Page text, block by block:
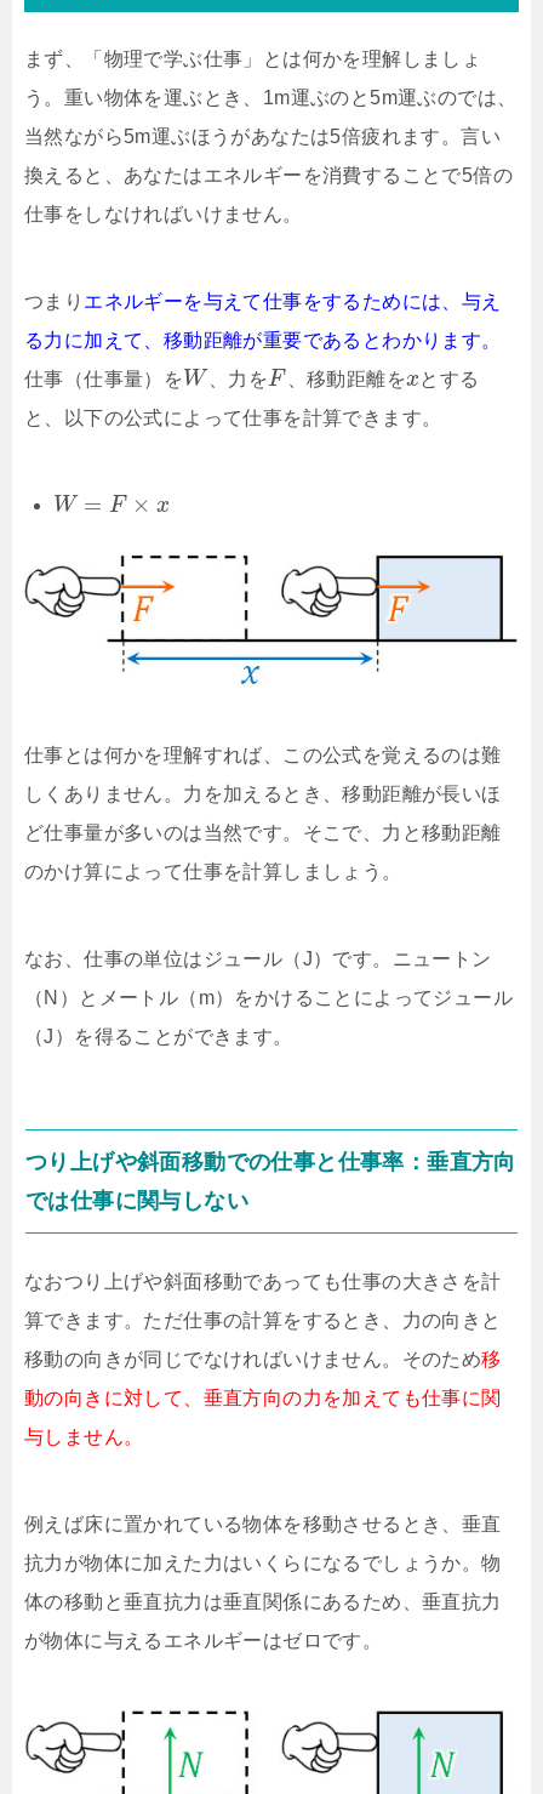
まず、「物理で学ぶ仕事」とは何かを理解しましょ
う。重い物体を運ぶとき、1m運ぶのと5m運ぶのでは、
当然ながら5m運ぶほうがあなたは5倍疲れます。言い
換えると、あなたはエネルギーを消費することで5倍の
仕事をしなければいけません。
つまり エネルギーを与えて仕事をするためには、与え
る力に加えて、移動距離が重要であるとわかります。
仕事（仕事量）をW 、力をF 、移動距離をxとする
と、以下の公式によって仕事を計算できます。
W = F × x
仕事とは何かを理解すれば、この公式を覚えるのは難
しくありません。力を加えるとき、移動距離が長いほ
ど仕事量が多いのは当然です。そこで、力と移動距離
のかけ算によって仕事を計算しましょう。
なお、仕事の単位はジュール（J）です。ニュートン
（N）とメートル（m）をかけることによってジュール
（J）を得ることができます。
つり上げや斜面移動での仕事と仕事率：垂直方向
では仕事に関与しない
なおつり上げや斜面移動であっても仕事の大きさを計
算できます。ただ仕事の計算をするとき、力の向きと
移動の向きが同じでなければいけません。そのため移
動の向きに対して、垂直方向の力を加えても仕事に関
与しません。
例えば床に置かれている物体を移動させるとき、垂直
抗力が物体に加えた力はいくらになるでしょうか。物
体の移動と垂直抗力は垂直関係にあるため、垂直抗力
が物体に与えるエネルギーはゼロです。